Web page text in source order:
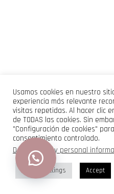
Usamos cookies en nuestro
experiencia más relevante
visitas repetidas. Al hacer clic
de TODAS las cookies. Sin
"Configuración de cookies"
consentimiento controlado.
Do not sell my personal
Cookie Settings Accept